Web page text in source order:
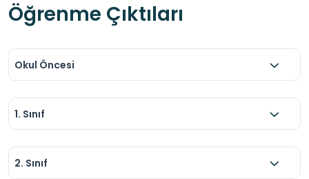
Öğrenme Çıktıları
Okul Öncesi
1. Sınıf
2. Sınıf